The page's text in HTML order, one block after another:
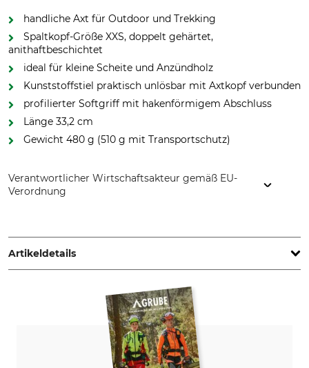
handliche Axt für Outdoor und Trekking
Spaltkopf-Größe XXS, doppelt gehärtet,
anithaftbeschichtet
ideal für kleine Scheite und Anzündholz
Kunststoffstiel praktisch unlösbar mit Axtkopf verbunden
profilierter Softgriff mit hakenförmigem Abschluss
Länge 33,2 cm
Gewicht 480 g (510 g mit Transportschutz)
Verantwortlicher Wirtschaftsakteur gemäß EU-
Verordnung
Finland, www.fiskars.com
Artikeldetails
Produkttyp
Universalaxt
Modellbezeichnung
Herstellung
Made in Finland